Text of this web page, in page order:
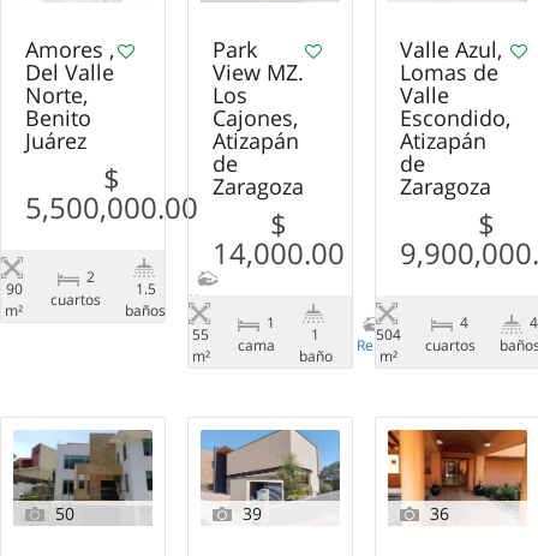
Amores ,
Del Valle
Norte,
Benito
Juárez
$
5,500,000.00
90
m²
2
сuartos
1.5
baños
Venta
Park
View MZ.
Los
Cajones,
Atizapán
de
Zaragoza
$
14,000.00
55
m²
1
cama
1
baño
Renta
Valle Azul,
Lomas de
Valle
Escondido,
Atizapán
de
Zaragoza
$
504
m²
4
сuartos
4
50 39 36